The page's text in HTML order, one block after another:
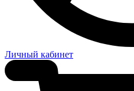
Личный кабинет